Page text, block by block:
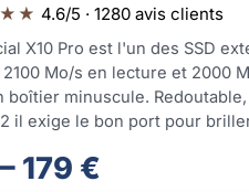
4.6/5 · 1280 avis clients
X10 Pro est l'un des SSD
Mo/s en lecture et 2000
boîtier minuscule.
il exige le bon port pour
179 €